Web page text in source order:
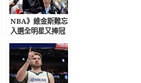
NBA》維金斯難忘
入選全明星又捧冠